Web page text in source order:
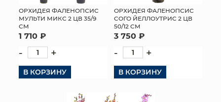
ОРХИДЕЯ ФАЛЕНОПСИС
МУЛЬТИ МИКС 2 ЦВ 35/9
СМ
1 710 ₽
- +
В КОРЗИНУ
ОРХИДЕЯ ФАЛЕНОПСИС
СОГО ЙЕЛЛОУТРИС 2 ЦВ
50/12 СМ
3 750 ₽
- +
В КОРЗИНУ